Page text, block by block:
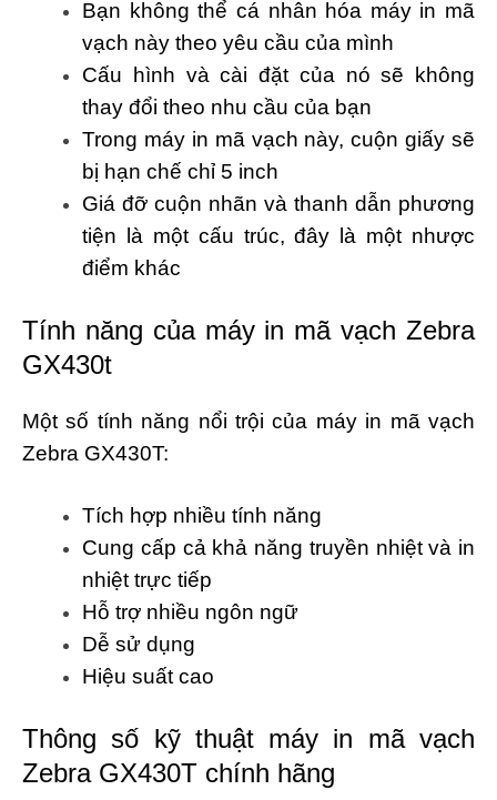
Bạn không thể cá nhân hóa máy in mã
vạch này theo yêu cầu của mình
Cấu hình và cài đặt của nó sẽ không
thay đổi theo nhu cầu của bạn
Trong máy in mã vạch này, cuộn giấy sẽ
bị hạn chế chỉ 5 inch
Giá đỡ cuộn nhãn và thanh dẫn phương
tiện là một cấu trúc, đây là một nhược
điểm khác
Tính năng của máy in mã vạch Zebra
GX430t
Một số tính năng nổi trội của máy in mã vạch
Zebra GX430T:
Tích hợp nhiều tính năng
Cung cấp cả khả năng truyền nhiệt và in
nhiệt trực tiếp
Hỗ trợ nhiều ngôn ngữ
Dễ sử dụng
Hiệu suất cao
Thông số kỹ thuật máy in mã vạch
Zebra GX430T chính hãng